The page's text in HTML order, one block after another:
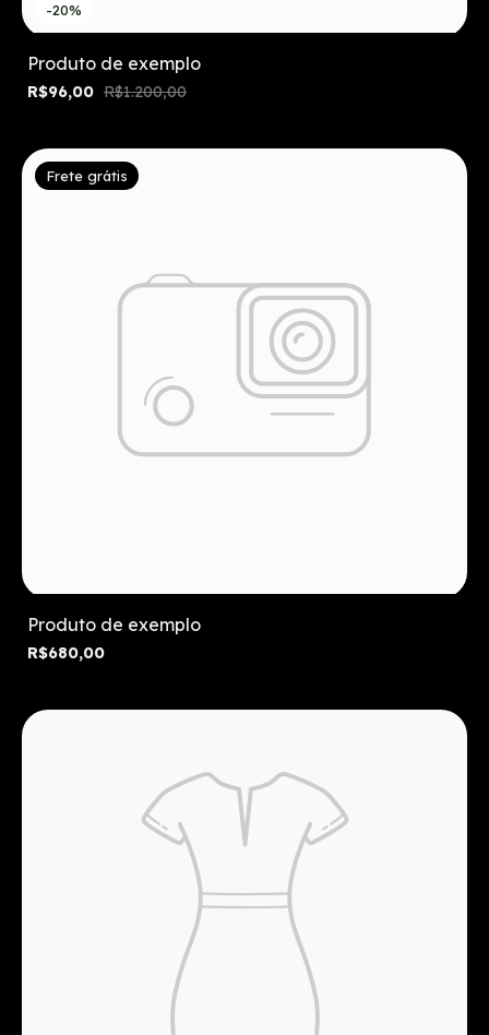
-20%
Produto de exemplo
R$96,00 R$1.200,00
Frete grátis
Produto de exemplo
R$680,00